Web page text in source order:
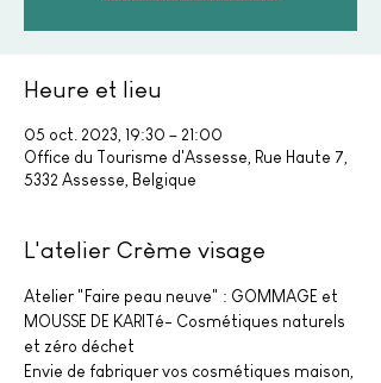
Heure et lieu
05 oct. 2023, 19:30 – 21:00
Office du Tourisme d'Assesse, Rue Haute 7,
5332 Assesse, Belgique
L'atelier Crème visage
Atelier "Faire peau neuve" : GOMMAGE et
MOUSSE DE KARITé- Cosmétiques naturels
et zéro déchet
Envie de fabriquer vos cosmétiques maison,